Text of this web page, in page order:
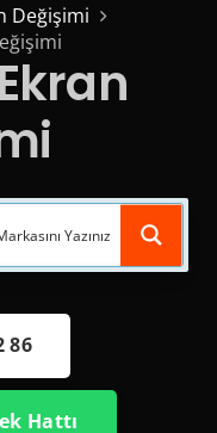
Değişimi
86
Hattı